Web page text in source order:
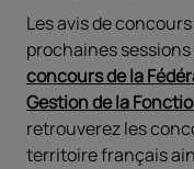
Les avis de
prochaines
concours de la
Gestion de la
retrouverez les
territoire français